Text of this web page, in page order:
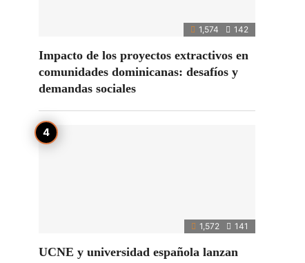
1,574 142
Impacto de los proyectos extractivos en
comunidades dominicanas: desafíos y
demandas sociales
1,572 141
UCNE y universidad española lanzan